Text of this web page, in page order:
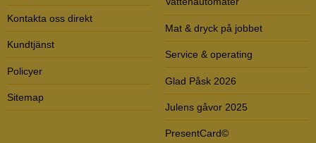
Kontakta oss direkt
Kundtjänst
Policyer
Sitemap
Mat & dryck på jobbet
Service & operating
Glad Påsk 2026
Julens gåvor 2025
PresentCard©